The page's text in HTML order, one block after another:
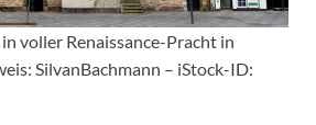
in voller Renaissance-Pracht in
SilvanBachmann – iStock-ID: